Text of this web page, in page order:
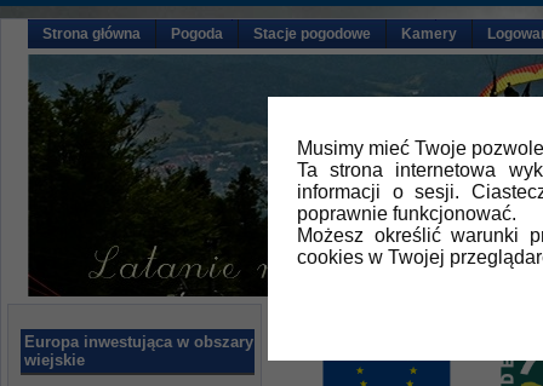
Musimy mieć Twoje
Ta strona internetowa
informacji o sesji.
poprawnie funkcjonować.
Możesz określić warunki
cookies w Twojej
Strona główna Pogoda Stacje pogodowe Kamery
Europa inwestująca w obszary
wiejskie